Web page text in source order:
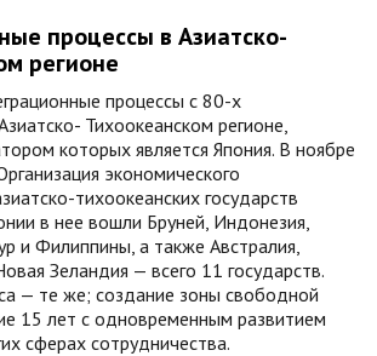
процессы в Азиатско-
регионе
процессы с 80-х
Тихоокеанском регионе,
которых является Япония. В ноябре
экономического
тихоокеанских государств
в нее вошли Бруней, Индонезия,
и Филиппины, а также Австралия,
Зеландия — всего 11 государств.
— те же; создание зоны свободной
15 лет с одновременным развитием
сферах сотрудничества.